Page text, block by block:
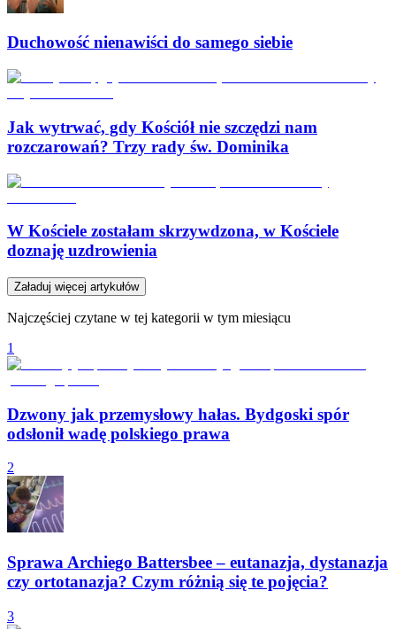
Duchowość nienawiści do samego siebie
Jak wytrwać, gdy Kościół nie szczędzi nam
rozczarowań? Trzy rady św. Dominika
W Kościele zostałam skrzywdzona, w Kościele
doznaję uzdrowienia
Załaduj więcej artykułów
Najczęściej czytane w tej kategorii w tym miesiącu
1
Dzwony jak przemysłowy hałas. Bydgoski spór
odsłonił wadę polskiego prawa
2
Sprawa Archiego Battersbee – eutanazja, dystanazja
czy ortotanazja? Czym różnią się te pojęcia?
3